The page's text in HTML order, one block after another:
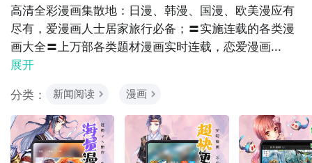
高清全彩漫画集散地：日漫、韩漫、国漫、欧美漫应有
尽有，爱漫画人士居家旅行必备；〓实施连载的各类漫
画大全〓上万部各类题材漫画实时连载，恋爱漫画...
展开
分类：
新闻阅读 漫画